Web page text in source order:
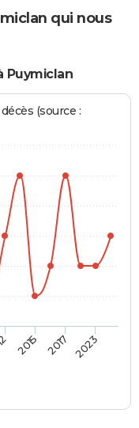
qui nous
Puymiclan
(source :
2015 2017 2023